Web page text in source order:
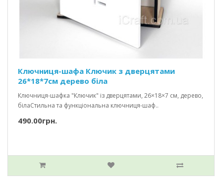
Ключниця-шафа Ключик з дверцятами
26*18*7см дерево біла
Ключниця-шафка "Ключик" із дверцятами, 26×18×7 см, дерево,
білаСтильна та функціональна ключниця-шаф..
490.00грн.